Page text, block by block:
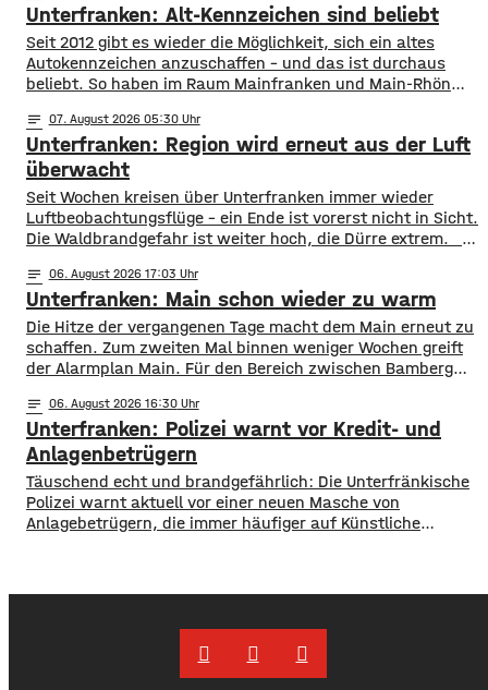
Unterfranken: Alt-Kennzeichen sind beliebt
Seit 2012 gibt es wieder die Möglichkeit, sich ein altes
Autokennzeichen anzuschaffen – und das ist durchaus
beliebt. So haben im Raum Mainfranken und Main-Rhön
sind es mit rund 11.900 mit dem Kennzeichen OCH für den
Altlandkreis Ochsenfurt. Dahinter kommen EBN für Ebern
mit fast 8.800 und
notes 07. August 2026 05:30
Unterfranken: Region wird erneut aus der Luft
überwacht
​​Seit Wochen kreisen über Unterfranken immer wieder
Luftbeobachtungsflüge – ein Ende ist vorerst nicht in Sicht.
Die Waldbrandgefahr ist weiter hoch, die Dürre extrem. ​
finden deshalb am Wochenende wieder Kontrollflüge statt.
Die Flugzeuge halten dabei Ausschau nach möglichen
Brandherden. ​Die Situation bleibt angespannt: Nicht nur
in den Wäldern, sondern
notes 06. August 2026 17:03
Unterfranken: Main schon wieder zu warm
Die Hitze der vergangenen Tage macht dem Main erneut zu
schaffen. Zum zweiten Mal binnen weniger Wochen greift
der Alarmplan Main. Für den Bereich zwischen Bamberg
mainabwärts die zweite von drei Warnstufen. Zwar gibt es
aktuell mit dem Sauerstoffgehalt im Wasser noch keine
Probleme, allerdings ist die Wassertemperatur
notes 06. August 2026 16:30
Unterfranken: Polizei warnt vor Kredit- und
Anlagenbetrügern
​​Täuschend echt und brandgefährlich: Die Unterfränkische
Polizei warnt aktuell vor einer neuen Masche von
Anlagebetrügern, die immer häufiger auf Künstliche
Persönlichkeiten. Ihr Ziel: echte